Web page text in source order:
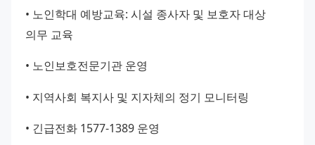
• 노인학대 예방교육: 시설 종사자 및 보호자 대상
의무 교육
• 노인보호전문기관 운영
• 지역사회 복지사 및 지자체의 정기 모니터링
• 긴급전화 1577-1389 운영